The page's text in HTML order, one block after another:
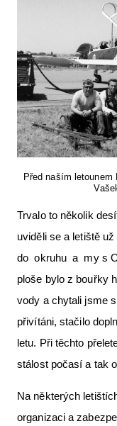
Před naším
Trvalo to několik
uviděli se a letiště
do okruhu a my s
ploše bylo z bouřky
vody a chytali jsme
přivítáni, stačilo
letu. Při těchto
stálost počasí a tak
Na některých
organizaci a